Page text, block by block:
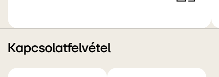
Kapcsolatfelvétel